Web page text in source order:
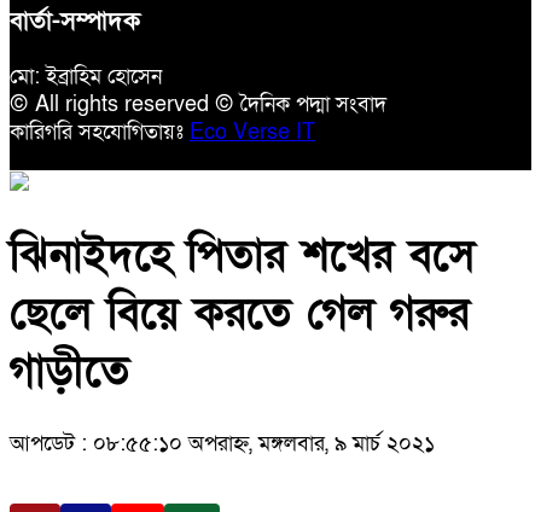
বার্তা-সম্পাদক
মো: ইব্রাহিম হোসেন
© All rights reserved © দৈনিক পদ্মা সংবাদ
কারিগরি সহযোগিতায়ঃ Eco Verse IT
ঝিনাইদহে পিতার শখের বসে
ছেলে বিয়ে করতে গেল গরুর
গাড়ীতে
আপডেট : ০৮:৫৫:১০ অপরাহ্ন, মঙ্গলবার, ৯ মার্চ ২০২১